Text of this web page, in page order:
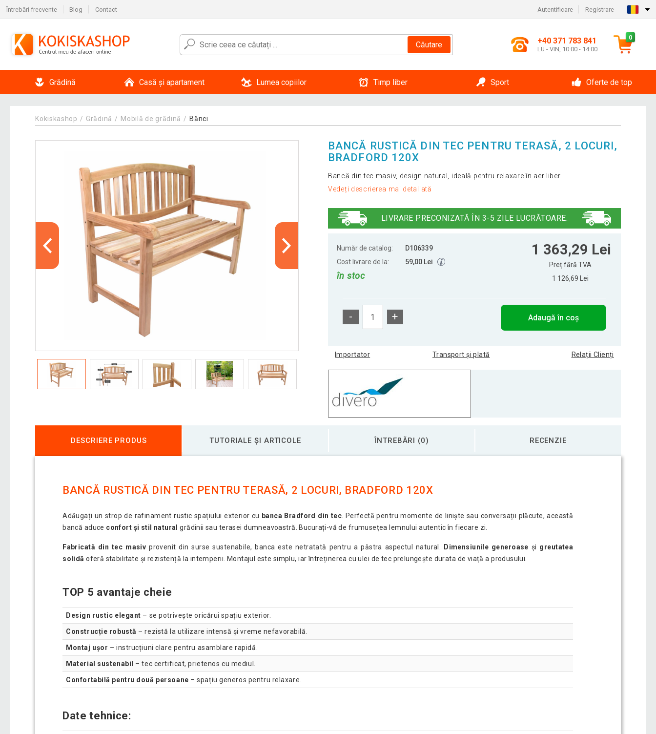
Întrebări frecvente Blog Contact Autentificare Registrare
Căutare +40 371 783 841
LU - VIN, 10:00 - 14:00
0
Grădină Casă și apartament Lumea copiilor Timp liber Sport Oferte de top
Kokiskashop Grădină Mobilă de grădină Bănci
BANCĂ RUSTICĂ DIN TEC PENTRU TERASĂ, 2 LOCURI,
BRADFORD 120X
Bancă din tec masiv, design natural, ideală pentru relaxare în aer liber.
Vedeți descrierea mai detaliată
LIVRARE PRECONIZATĂ ÎN 3-5 ZILE LUCRĂTOARE.
Număr de catalog:
D106339
Cost livrare de la:
59,00 Lei
în stoc
1 363,29 Lei
Preț fără TVA
1 126,69 Lei
- + Adaugă în coș
Importator Transport și plată Relații Clienți
DESCRIERE PRODUS TUTORIALE ȘI ARTICOLE ÎNTREBĂRI (0) RECENZIE
BANCĂ RUSTICĂ DIN TEC PENTRU TERASĂ, 2 LOCURI, BRADFORD 120X
Adăugați un strop de rafinament rustic spațiului exterior cu banca Bradford din tec . Perfectă pentru momente de liniște sau conversații plăcute, această
bancă aduce confort și stil natural grădinii sau terasei dumneavoastră. Bucurați-vă de frumusețea lemnului autentic în fiecare zi.
Fabricată din tec masiv provenit din surse sustenabile, banca este netratată pentru a păstra aspectul natural. Dimensiunile generoase și greutatea
solidă oferă stabilitate și rezistență la intemperii. Montajul este simplu, iar întreținerea cu ulei de tec prelungește durata de viață a produsului.
TOP 5 avantaje cheie
Design rustic elegant – se potrivește oricărui spațiu exterior.
Construcție robustă – rezistă la utilizare intensă și vreme nefavorabilă.
Montaj ușor – instrucțiuni clare pentru asamblare rapidă.
Material sustenabil – tec certificat, prietenos cu mediul.
Confortabilă pentru două persoane – spațiu generos pentru relaxare.
Date tehnice: